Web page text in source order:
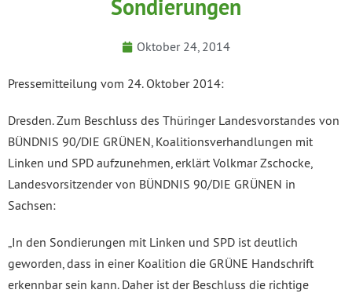
Sondierungen
Oktober 24, 2014
Pressemitteilung vom 24. Oktober 2014:
Dresden. Zum Beschluss des Thüringer Landesvorstandes von
BÜNDNIS 90/DIE GRÜNEN, Koalitionsverhandlungen mit
Linken und SPD aufzunehmen, erklärt Volkmar Zschocke,
Landesvorsitzender von BÜNDNIS 90/DIE GRÜNEN in
Sachsen:
„In den Sondierungen mit Linken und SPD ist deutlich
geworden, dass in einer Koalition die GRÜNE Handschrift
erkennbar sein kann. Daher ist der Beschluss die richtige